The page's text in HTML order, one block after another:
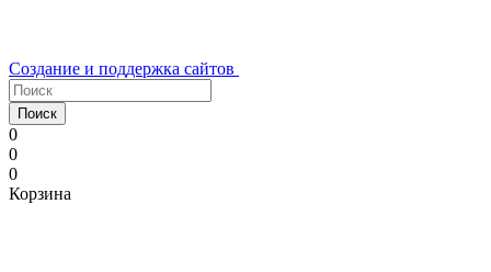
Создание и поддержка сайтов
Поиск
0
0
0
Корзина